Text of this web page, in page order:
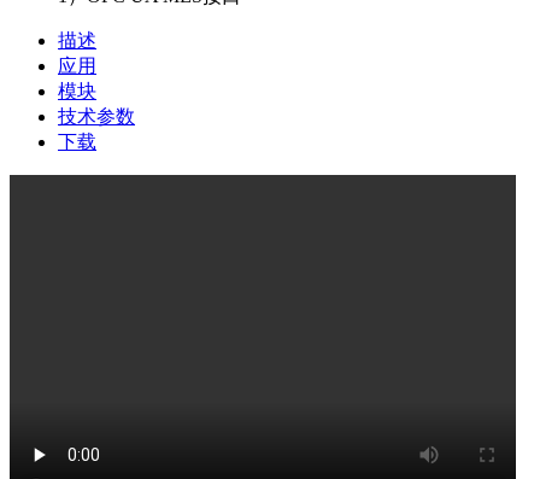
描述
应用
模块
技术参数
下载